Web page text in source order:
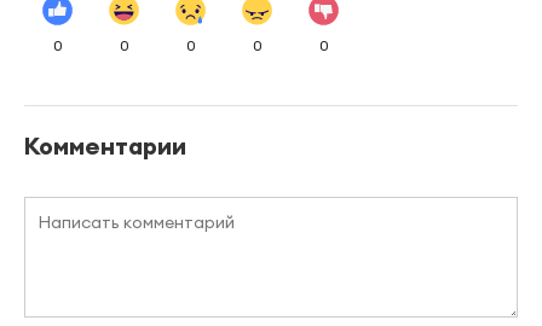
0 0 0 0 0
Комментарии